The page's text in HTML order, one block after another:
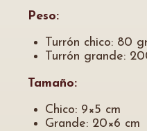
Peso:
Turrón chico: 80
Turrón grande:
Tamaño:
Chico: 9×5 cm
Grande: 20×6 cm